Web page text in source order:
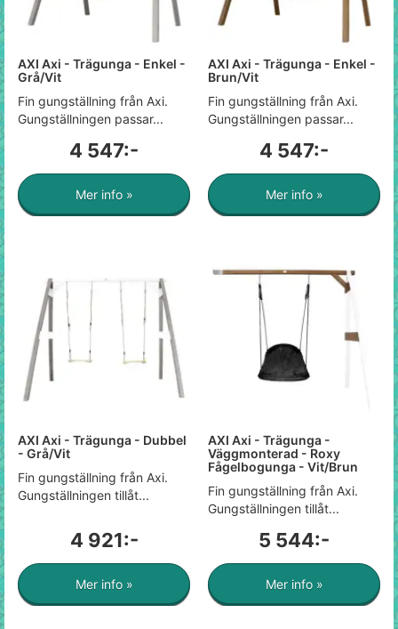
AXI Axi - Trägunga - Enkel -
Grå/Vit
Fin gungställning från Axi.
Gungställningen passar...
4 547:-
Mer info »
AXI Axi - Trägunga - Enkel -
Brun/Vit
Fin gungställning från Axi.
Gungställningen passar...
4 547:-
Mer info »
AXI Axi - Trägunga - Dubbel
- Grå/Vit
Fin gungställning från Axi.
Gungställningen tillåt...
4 921:-
Mer info »
AXI Axi - Trägunga -
Väggmonterad - Roxy
Fågelbogunga - Vit/Brun
Fin gungställning från Axi.
Gungställningen tillåt...
5 544:-
Mer info »